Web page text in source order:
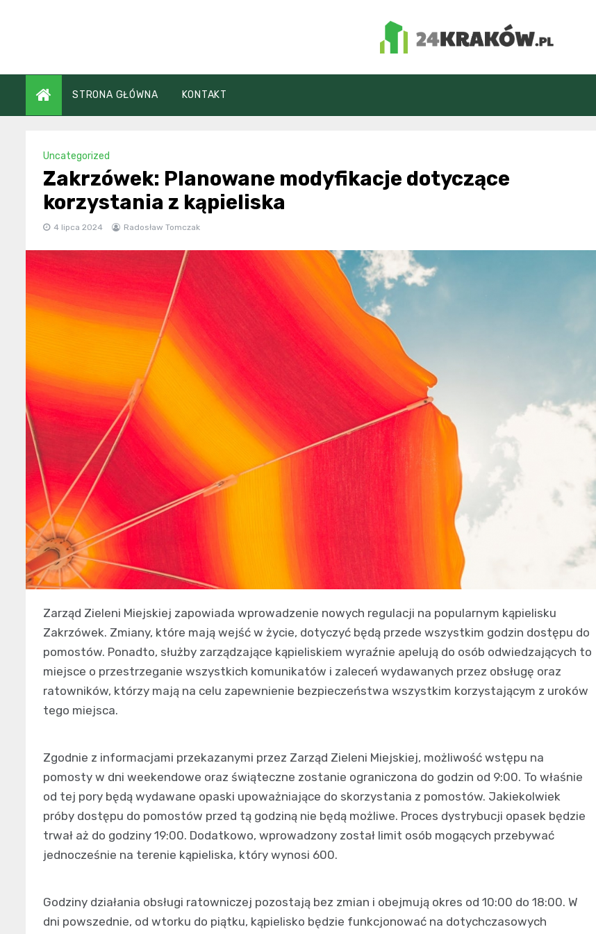
24Kraków.pl
STRONA GŁÓWNA KONTAKT
Uncategorized
Zakrzówek: Planowane modyfikacje dotyczące
korzystania z kąpieliska
4 lipca 2024 Radosław Tomczak
Zarząd Zieleni Miejskiej zapowiada wprowadzenie nowych regulacji na popularnym kąpielisku
Zakrzówek. Zmiany, które mają wejść w życie, dotyczyć będą przede wszystkim godzin dostępu do
pomostów. Ponadto, służby zarządzające kąpieliskiem wyraźnie apelują do osób odwiedzających to
miejsce o przestrzeganie wszystkich komunikatów i zaleceń wydawanych przez obsługę oraz
ratowników, którzy mają na celu zapewnienie bezpieczeństwa wszystkim korzystającym z uroków
tego miejsca.
Zgodnie z informacjami przekazanymi przez Zarząd Zieleni Miejskiej, możliwość wstępu na
pomosty w dni weekendowe oraz świąteczne zostanie ograniczona do godzin od 9:00. To właśnie
od tej pory będą wydawane opaski upoważniające do skorzystania z pomostów. Jakiekolwiek
próby dostępu do pomostów przed tą godziną nie będą możliwe. Proces dystrybucji opasek będzie
trwał aż do godziny 19:00. Dodatkowo, wprowadzony został limit osób mogących przebywać
jednocześnie na terenie kąpieliska, który wynosi 600.
Godziny działania obsługi ratowniczej pozostają bez zmian i obejmują okres od 10:00 do 18:00. W
dni powszednie, od wtorku do piątku, kąpielisko będzie funkcjonować na dotychczasowych